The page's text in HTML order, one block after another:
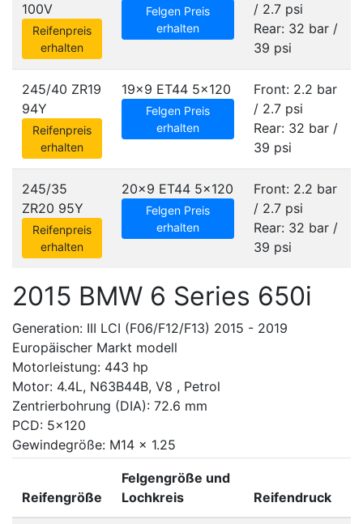
100V
Reifenpreis
erhalten
Felgen Preis
erhalten
/ 2.7 psi
Rear: 32 bar /
39 psi
245/40 ZR19
94Y
Reifenpreis
erhalten
19x9 ET44 5x120
Felgen Preis
erhalten
Front: 2.2 bar
/ 2.7 psi
Rear: 32 bar /
39 psi
245/35
ZR20 95Y
Reifenpreis
erhalten
20x9 ET44 5x120
Felgen Preis
erhalten
Front: 2.2 bar
/ 2.7 psi
Rear: 32 bar /
39 psi
2015 BMW 6 Series 650i
Generation: III LCI (F06/F12/F13) 2015 - 2019
Europäischer Markt modell
Motorleistung: 443 hp
Motor: 4.4L, N63B44B, V8 , Petrol
Zentrierbohrung (DIA): 72.6 mm
PCD: 5x120
Gewindegröße: M14 x 1.25
Reifengröße
Felgengröße und
Lochkreis
Reifendruck